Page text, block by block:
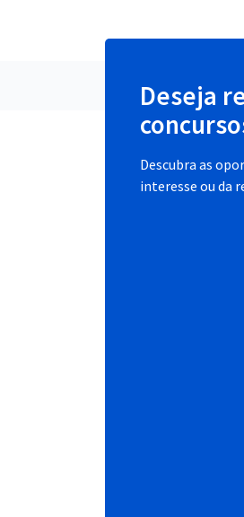
Deseja
Descubra as
interesse ou da